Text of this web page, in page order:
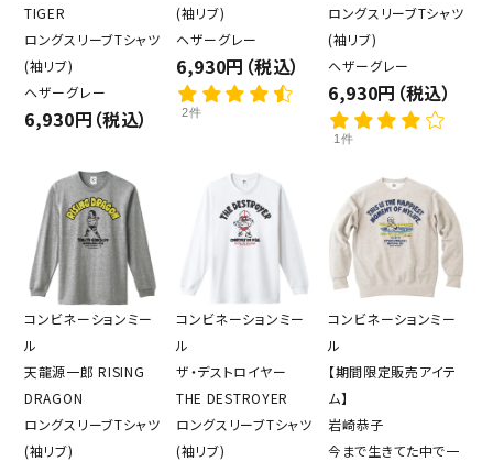
TIGER
ロングスリーブTシャツ
(袖リブ)
ヘザーグレー
6,930円（税込）
(袖リブ)
ヘザーグレー
6,930円（税込）
2件
ロングスリーブTシャツ
(袖リブ)
ヘザーグレー
6,930円（税込）
1件
コンビネーションミー
ル
天龍源一郎 RISING
DRAGON
ロングスリーブTシャツ
(袖リブ)
コンビネーションミー
ル
ザ・デストロイヤー
THE DESTROYER
ロングスリーブTシャツ
(袖リブ)
コンビネーションミー
ル
【期間限定販売アイテ
ム】
岩崎恭子
今まで生きてた中で一